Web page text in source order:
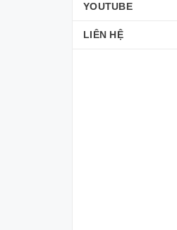
YOUTUBE
LIÊN HỆ